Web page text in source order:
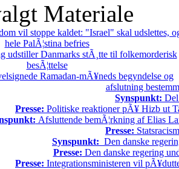
Materiale
vil stoppe kaldet: "Israel" skal udslettes,
hele PalÃ¦stina befries
udstiller Danmarks stÃ¸tte til folkemorderisk
besÃ¦ttelse
Ramadan-mÃ¥neds begyndelse og
afslutning
Synspunkt:
Presse: Politiske reaktioner pÃ¥ Hizb ut
Afsluttende bemÃ¦rkning af Elias
Presse:
Synspunkt: Den danske
Presse: Den danske regering
Presse: Integrationsministeren vil